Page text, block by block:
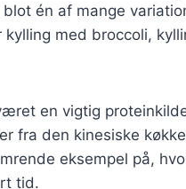
én af mange
med broccoli,
en vigtig
fra den kinesiske
eksempel på,
tid.